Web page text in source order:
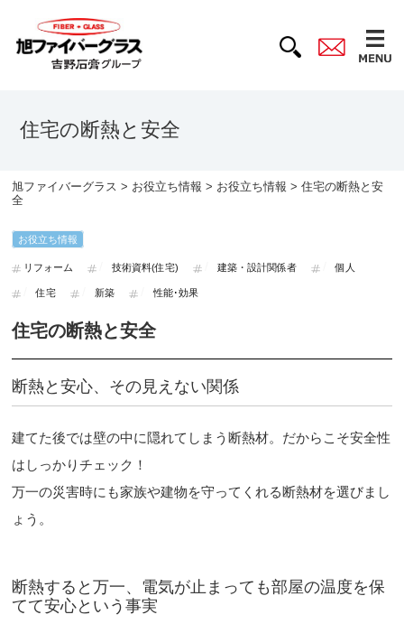
住宅の断熱と安全
旭ファイバーグラス > お役立ち情報 > お役立ち情報 > 住宅の断熱と安
全
お役立ち情報
リフォーム 技術資料(住宅) 建築・設計関係者 個人
住宅 新築 性能･効果
住宅の断熱と安全
断熱と安心、その見えない関係
建てた後では壁の中に隠れてしまう断熱材。だからこそ安全性
はしっかりチェック！
万一の災害時にも家族や建物を守ってくれる断熱材を選びまし
ょう。
断熱すると万一、電気が止まっても部屋の温度を保
てて安心という事実